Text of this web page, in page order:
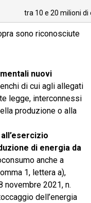
tra 10 e 20 milioni di
sono riconosciute
nuovi
di cui agli allegati
legge, interconnessi
produzione o alla
di energia da
anche a
1, lettera a),
novembre 2021, n.
dell’energia